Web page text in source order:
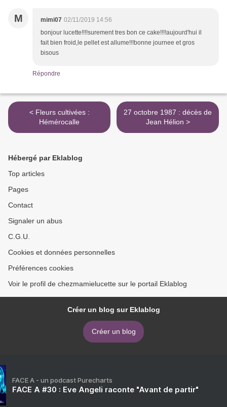
M mimi07 02/11/2019 14:56
bonjour lucette!!!!surement tres bon ce cake!!!!aujourd'hui il
fait bien froid,le pellet est allume!!!bonne journee et gros
bisous
Répondre
< Fleurs cultivées :
Hémérocalle
27 octobre 1987 : décès de
Jean Hélion >
Hébergé par Eklablog
Top articles
Pages
Contact
Signaler un abus
C.G.U.
Cookies et données personnelles
Préférences cookies
Voir le profil de chezmamielucette sur le portail Eklablog
Créer un blog sur Eklablog
Créer un blog
FACE A - un podcast Purecharts
FACE A #30 : Eve Angeli raconte "Avant de partir"